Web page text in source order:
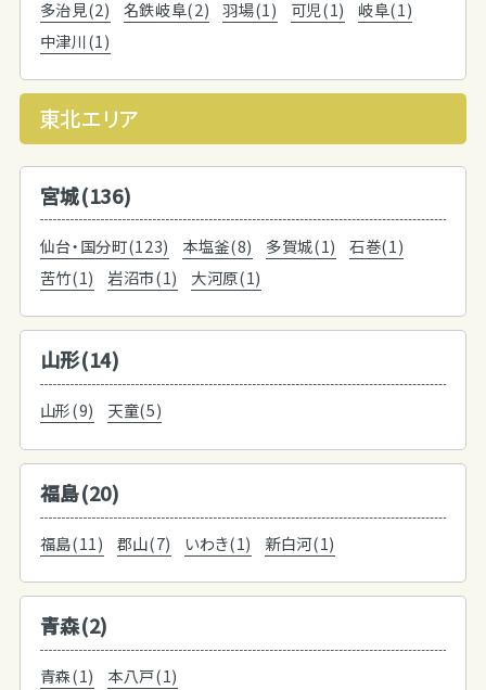
多治見(2) 名鉄岐阜(2) 羽場(1) 可児(1)
岐阜(1)
中津川(1)
東北エリア
宮城(136)
仙台・国分町(123) 本塩釜(8) 多賀城(1)
石巻(1)
苦竹(1)
岩沼市(1) 大河原(1)
山形(14)
山形(9) 天童(5)
福島(20)
福島(11) 郡山(7) いわき(1) 新白河(1)
青森(2)
青森(1) 本八戸(1)